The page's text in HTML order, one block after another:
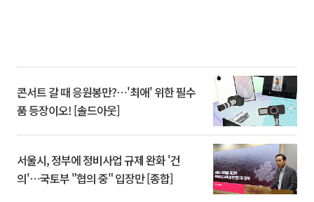
콘서트 갈 때 응원봉만?⋯'최애' 위한 필수
품 등장이오! [솔드아웃]
서울시, 정부에 정비사업 규제 완화 '건
의'⋯국토부 "협의 중" 입장만 [종합]